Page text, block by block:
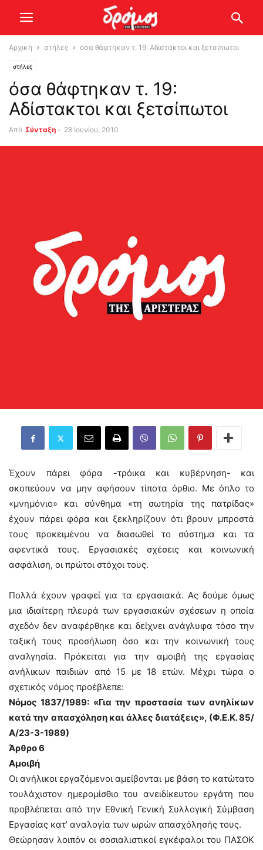
Αρχική στήλες όσα θάφτηκαν τ. 19: Αδίστακτοι και ξετσίπωτοι
στήλες
όσα θάφτηκαν τ. 19:
Αδίστακτοι και ξετσίπωτοι
Από Σύνταξη - 28 Ιουνίου, 2010
Έχουν πάρει φόρα -τρόικα και κυβέρνηση- και
σκοπεύουν να μην αφήσουν τίποτα όρθιο. Με όπλο το
«μνημόνιο» και σύνθημα «τη σωτηρία της πατρίδας»
έχουν πάρει φόρα και ξεκληρίζουν ότι βρουν μπροστά
τους προκειμένου να διασωθεί το σύστημα και τα
αφεντικά τους. Εργασιακές σχέσεις και κοινωνική
ασφάλιση, οι πρώτοι στόχοι τους.
Πολλά έχουν γραφεί για τα εργασιακά. Ας δούμε όμως
μια ιδιαίτερη πλευρά των εργασιακών σχέσεων η οποία
σχεδόν δεν αναφέρθηκε και δείχνει ανάγλυφα τόσο την
ταξική τους προσήλωση όσο και την κοινωνική τους
αναλγησία. Πρόκειται για την αμοιβή της εργασίας
ανήλικων παιδιών από 15 με 18 ετών. Μέχρι τώρα ο
σχετικός νόμος προέβλεπε:
Νόμος 1837/1989: «Για την προστασία των ανηλίκων
κατά την απασχόληση και άλλες διατάξεις», (Φ.Ε.Κ. 85/
Α/23-3-1989)
Άρθρο 6
Αμοιβή
Οι ανήλικοι εργαζόμενοι αμείβονται με βάση το κατώτατο
τουλάχιστον ημερομίσθιο του ανειδίκευτου εργάτη που
προβλέπεται από την Εθνική Γενική Συλλογική Σύμβαση
Εργασίας κατ’ αναλογία των ωρών απασχόλησής τους.
Θεώρησαν λοιπόν οι σοσιαλιστικοί εγκέφαλοι του ΠΑΣΟΚ